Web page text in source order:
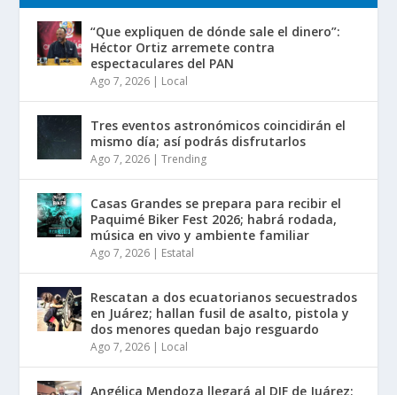
“Que expliquen de dónde sale el dinero”:
Héctor Ortiz arremete contra
espectaculares del PAN
Ago 7, 2026 | Local
Tres eventos astronómicos coincidirán el
mismo día; así podrás disfrutarlos
Ago 7, 2026 |Trending
Casas Grandes se prepara para recibir el
Paquimé Biker Fest 2026; habrá rodada,
música en vivo y ambiente familiar
Ago 7, 2026 | Estatal
Rescatan a dos ecuatorianos secuestrados
en Juárez; hallan fusil de asalto, pistola y
dos menores quedan bajo resguardo
Ago 7, 2026 | Local
Angélica Mendoza llegará al DIF de Juárez;